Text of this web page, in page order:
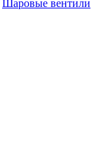
Шаровые вентили